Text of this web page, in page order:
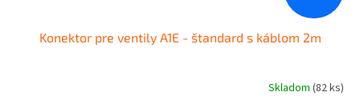
Konektor pre ventily A1E - štandard s káblom 2m
Skladom (82 ks)